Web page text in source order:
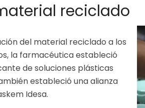
reciclado
del material reciclado a los
la farmacéutica estableció
de soluciones plásticas
estableció una alianza
Idesa.